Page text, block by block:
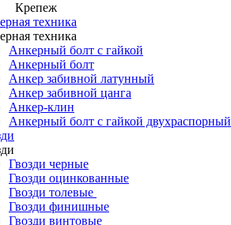
Крепеж
техника
техника
Анкерный болт с гайкой
Анкерный болт
Анкер забивной латунный
Анкер забивной цанга
Анкер-клин
Анкерный болт с гайкой двухраспорный
Гвозди черные
Гвозди оцинкованные
Гвозди толевые
Гвозди финишные
Гвозди винтовые